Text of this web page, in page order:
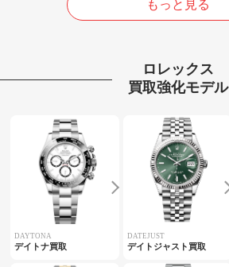
もっと見る
ロレックス
買取強化モデル
DAYTONA
デイトナ買取
DATEJUST
デイトジャスト買取